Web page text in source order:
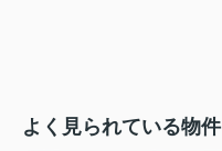
よく見られている物件